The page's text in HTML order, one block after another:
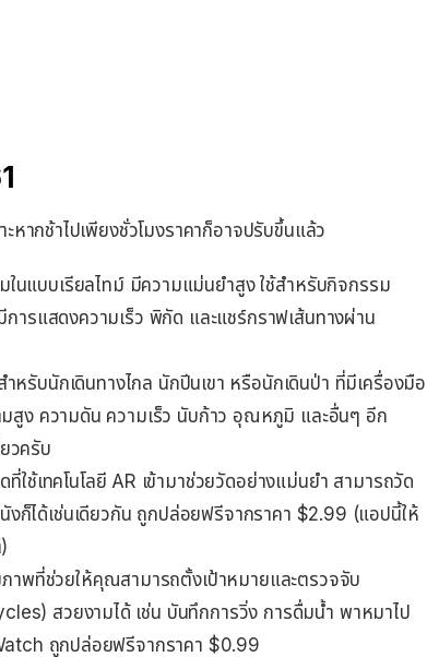
ากช้าไปเพียงชั่วโมงราคาก็อาจปรับขึ้นแล้ว
นแบบเรียลไทม์ มีความแม่นยำสูง ใช้สำหรับกิจกรรม
ารแสดงความเร็ว พิกัด และแชร์กราฟเส้นทางผ่าน
หรับนักเดินทางไกล นักปีนเขา หรือนักเดินป่า ที่มีเครื่องมือ
มสูง ความดัน ความเร็ว นับก้าว อุณหภูมิ และอื่นๆ อีก
วครับ
ที่ใช้เทคโนโลยี AR เข้ามาช่วยวัดอย่างแม่นยำ สามารถวัด
ก็ได้เช่นเดียวกัน ถูกปล่อยฟรีจากราคา $2.99 (แอปนี้ให้
าพที่ช่วยให้คุณสามารถตั้งเป้าหมายและตรวจจับ
สวยงามได้ เช่น บันทึกการวิ่ง การดื่มน้ำ พาหมาไป
ถูกปล่อยฟรีจากราคา $0.99